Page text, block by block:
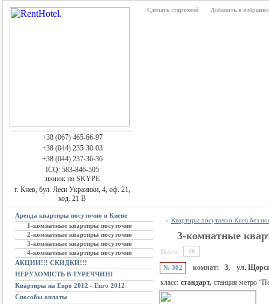
+38 (067) 465-66-97
+38 (044) 235-30-03
+38 (044) 237-36-36
ICQ: 583-846-505
звонок по SKYPE
г. Киев, бул. Леси Украинки, 4, оф. 21,
код. 21 В
Сделать стартовой Добавить в
Аренда квартиры посуточно в Киеве
1-комнатные квартиры посуточно
2-комнатные квартиры посуточно
3-комнатные квартиры посуточно
4-комнатные квартиры посуточно
АКЦИИ!!! СКИДКИ!!!
НЕРУХОМІСТЬ В ТУРЕЧЧИНІ
Квартиры на Евро 2012 - Euro 2012
Способы оплаты
» Квартиры посуточно Киев без
3-комнатные
Всего: 20
№ 302 комнат: 3,
ул.
класс: стандарт, станция метро